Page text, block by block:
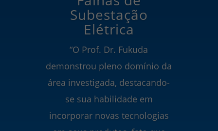
Subestação
Elétrica
“O Prof. Dr. Fukuda
demonstrou pleno domínio da
área investigada, destacando-
se sua habilidade em
incorporar novas tecnologias